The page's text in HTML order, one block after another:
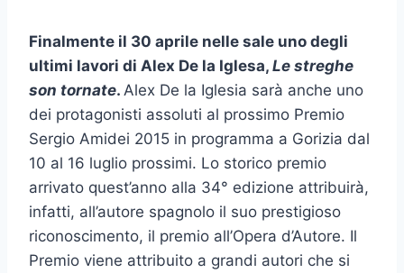
Finalmente il 30 aprile nelle sale uno degli
ultimi lavori di Alex De la Iglesa, Le streghe
son tornate. Alex De la Iglesia sarà anche uno
dei protagonisti assoluti al prossimo Premio
Sergio Amidei 2015 in programma a Gorizia dal
10 al 16 luglio prossimi. Lo storico premio
arrivato quest’anno alla 34° edizione attribuirà,
infatti, all’autore spagnolo il suo prestigioso
riconoscimento, il premio all’Opera d’Autore. Il
Premio viene attribuito a grandi autori che si